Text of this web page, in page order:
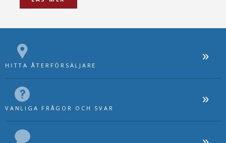
HITTA ÅTERFÖRSÄLJARE
VANLIGA FRÅGOR OCH SVAR